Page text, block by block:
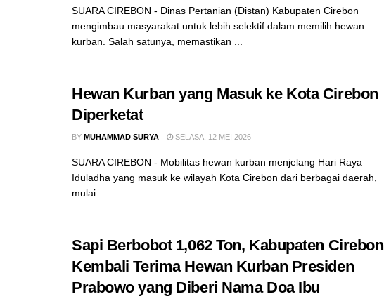
SUARA CIREBON - Dinas Pertanian (Distan) Kabupaten Cirebon
mengimbau masyarakat untuk lebih selektif dalam memilih hewan
kurban. Salah satunya, memastikan ...
Hewan Kurban yang Masuk ke Kota Cirebon
Diperketat
BY MUHAMMAD SURYA SELASA, 12 MEI 2026
SUARA CIREBON - Mobilitas hewan kurban menjelang Hari Raya
Iduladha yang masuk ke wilayah Kota Cirebon dari berbagai daerah,
mulai ...
Sapi Berbobot 1,062 Ton, Kabupaten Cirebon
Kembali Terima Hewan Kurban Presiden
Prabowo yang Diberi Nama Doa Ibu